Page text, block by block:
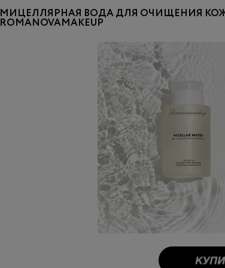
МИЦЕЛЛЯРНАЯ ВОДА ДЛЯ ОЧИЩЕНИЯ
ROMANOVAMAKEUP